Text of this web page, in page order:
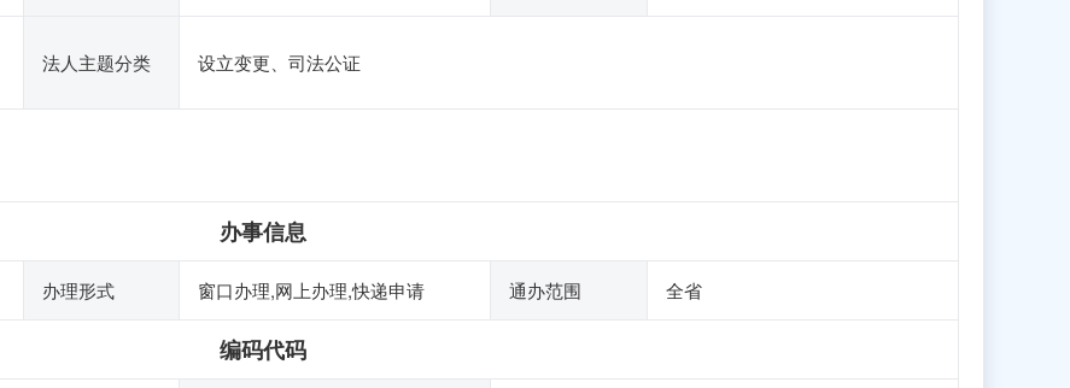
法人主题分类 设立变更、司法公证
办事信息
办理形式 窗口办理,网上办理,快递申请 通办范围 全省
编码代码